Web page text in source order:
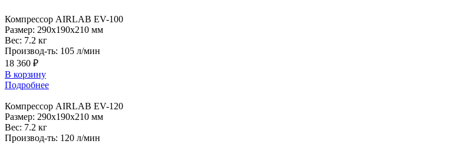
Компрессор AIRLAB EV-100
Размер: 290x190x210 мм
Вес: 7.2 кг
Производ-ть: 105 л/мин
18 360 ₽
В корзину
Подробнее
Компрессор AIRLAB EV-120
Размер: 290x190x210 мм
Вес: 7.2 кг
Производ-ть: 120 л/мин